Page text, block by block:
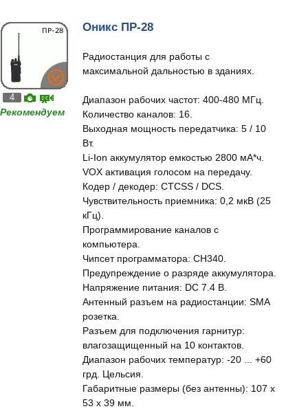
4
Рекомендуем
Оникс ПР-28
Радиостанция для работы с
максимальной дальностью в зданиях.
Диапазон рабочих частот: 400-480 МГц.
Количество каналов: 16.
Выходная мощность передатчика: 5 / 10
Вт.
Li-Ion аккумулятор емкостью 2800 мА*ч.
VOX активация голосом на передачу.
Кодер / декодер: CTCSS / DCS.
Чувствительность приемника: 0,2 мкВ (25
кГц).
Программирование каналов с
компьютера.
Чипсет программатора: CH340.
Предупреждение о разряде аккумулятора.
Напряжение питания: DC 7.4 В.
Антенный разъем на радиостанции: SMA
розетка.
Разъем для подключения гарнитур:
влагозащищенный на 10 контактов.
Диапазон рабочих температур: -20 ... +60
грд. Цельсия.
Габаритные размеры (без антенны): 107 x
53 x 39 мм.